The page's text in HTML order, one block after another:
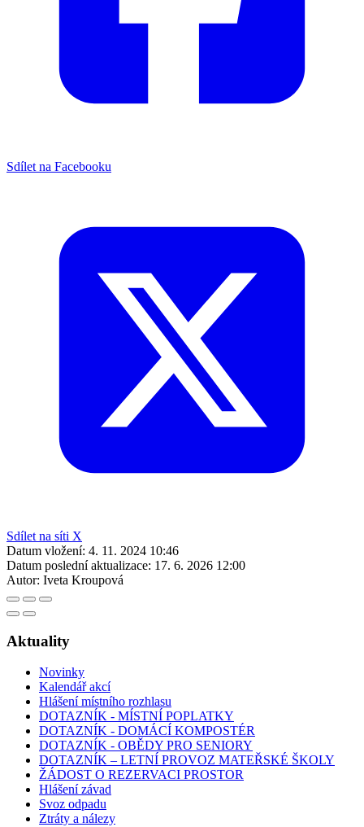
Sdílet na Facebooku
Sdílet na síti X
Datum vložení: 4. 11. 2024 10:46
Datum poslední aktualizace: 17. 6. 2026 12:00
Autor: Iveta Kroupová
Aktuality
Novinky
Kalendář akcí
Hlášení místního rozhlasu
DOTAZNÍK - MÍSTNÍ POPLATKY
DOTAZNÍK - DOMÁCÍ KOMPOSTÉR
DOTAZNÍK - OBĚDY PRO SENIORY
DOTAZNÍK – LETNÍ PROVOZ MATEŘSKÉ ŠKOLY
ŽÁDOST O REZERVACI PROSTOR
Hlášení závad
Svoz odpadu
Ztráty a nálezy